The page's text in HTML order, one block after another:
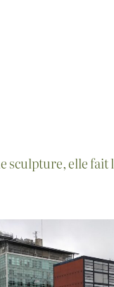
sculpture, elle